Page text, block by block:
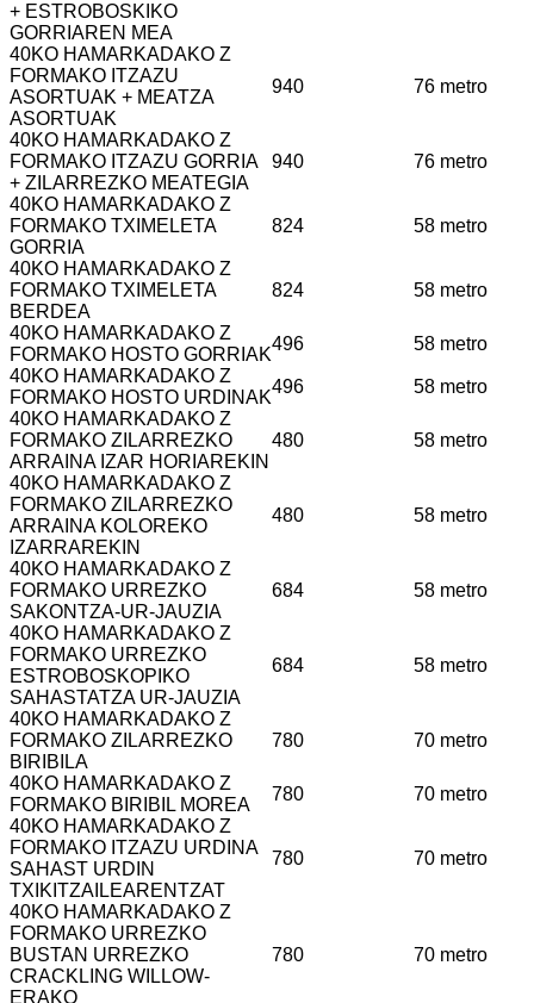
+ ESTROBOSKIKO
GORRIAREN MEA
40KO HAMARKADAKO Z
FORMAKO ITZAZU
ASORTUAK + MEATZA
ASORTUAK
940 76 metro
40KO HAMARKADAKO Z
FORMAKO ITZAZU GORRIA
+ ZILARREZKO MEATEGIA
940 76 metro
40KO HAMARKADAKO Z
FORMAKO TXIMELETA
GORRIA
824 58 metro
40KO HAMARKADAKO Z
FORMAKO TXIMELETA
BERDEA
824 58 metro
40KO HAMARKADAKO Z
FORMAKO HOSTO GORRIAK
496
58 metro
40KO HAMARKADAKO Z
FORMAKO HOSTO URDINAK
496
58 metro
40KO HAMARKADAKO Z
FORMAKO ZILARREZKO
ARRAINA IZAR HORIAREKIN
480 58 metro
40KO HAMARKADAKO Z
FORMAKO ZILARREZKO
ARRAINA KOLOREKO
IZARRAREKIN
480 58 metro
40KO HAMARKADAKO Z
FORMAKO URREZKO
SAKONTZA-UR-JAUZIA
684 58 metro
40KO HAMARKADAKO Z
FORMAKO URREZKO
ESTROBOSKOPIKO
SAHASTATZA UR-JAUZIA
684 58 metro
40KO HAMARKADAKO Z
FORMAKO ZILARREZKO
BIRIBILA
780 70 metro
40KO HAMARKADAKO Z
FORMAKO BIRIBIL MOREA
780
70 metro
40KO HAMARKADAKO Z
FORMAKO ITZAZU URDINA
SAHAST URDIN
TXIKITZAILEARENTZAT
780 70 metro
40KO HAMARKADAKO Z
FORMAKO URREZKO
BUSTAN URREZKO
CRACKLING WILLOW-
ERAKO
780 70 metro